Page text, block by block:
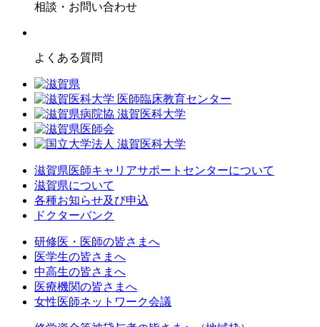
相談・お問い合わせ
よくある質問
滋賀県医師キャリアサポートセンターについて
滋賀県について
各種お知らせ及び申込
ドクターバンク
研修医・医師の皆さまへ
医学生の皆さまへ
中高生の皆さまへ
医療機関の皆さまへ
女性医師ネットワーク会議